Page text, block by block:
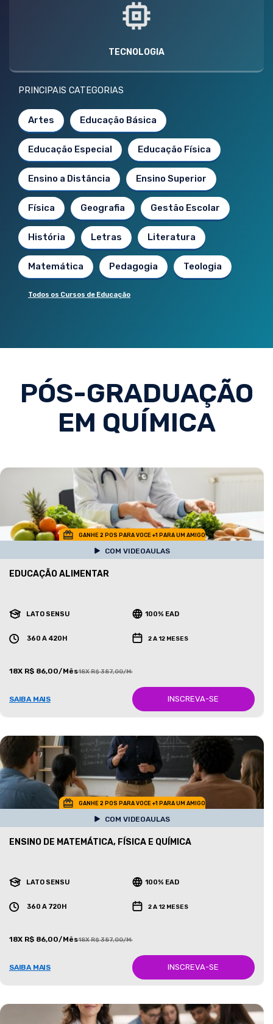
TECNOLOGIA
PRINCIPAIS CATEGORIAS
Artes Educação Básica
Educação Especial Educação Física
Ensino a Distância Ensino Superior
Física Geografia Gestão Escolar
História Letras Literatura
Matemática Pedagogia Teologia
Todos os Cursos de Educação
PÓS-GRADUAÇÃO
EM QUÍMICA
GANHE 2 POS PARA VOCE +1 PARA UM AMIGO
COM VIDEOAULAS
EDUCAÇÃO ALIMENTAR
LATO SENSU 100% EAD
360 A 420H 2 A 12 MESES
18X R$ 86,00/Mês18X R$ 387,00/Mês
SAIBA MAIS INSCREVA-SE
GANHE 2 POS PARA VOCE +1 PARA UM AMIGO
COM VIDEOAULAS
ENSINO DE MATEMÁTICA, FÍSICA E QUÍMICA
LATO SENSU 100% EAD
360 A 720H 2 A 12 MESES
18X R$ 86,00/Mês18X R$ 387,00/Mês
SAIBA MAIS INSCREVA-SE